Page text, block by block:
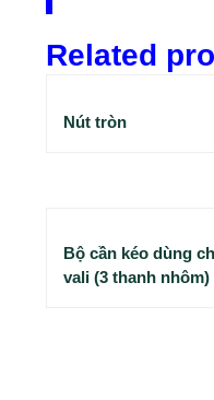
Related
Nút tròn
Bộ cần kéo dùng
vali (3 thanh nhôm)